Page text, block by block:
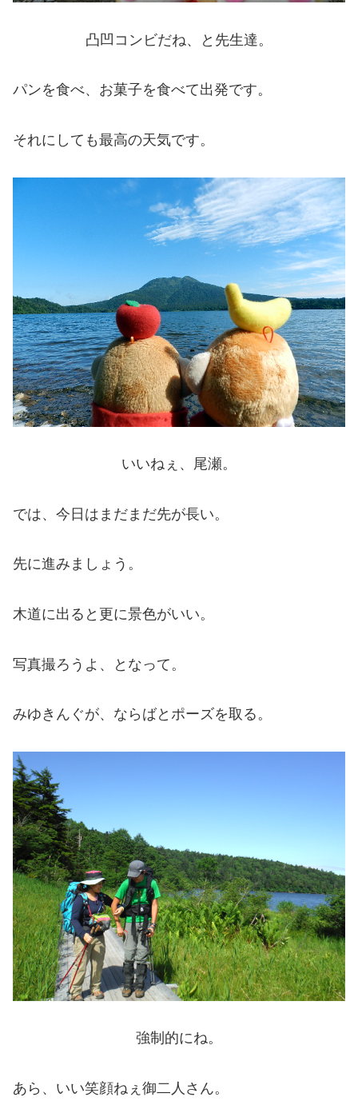
凸凹コンビだね、と先生達。
パンを食べ、お菓子を食べて出発です。
それにしても最高の天気です。
いいねぇ、尾瀬。
では、今日はまだまだ先が長い。
先に進みましょう。
木道に出ると更に景色がいい。
写真撮ろうよ、となって。
みゆきんぐが、ならばとポーズを取る。
強制的にね。
あら、いい笑顔ねぇ御二人さん。